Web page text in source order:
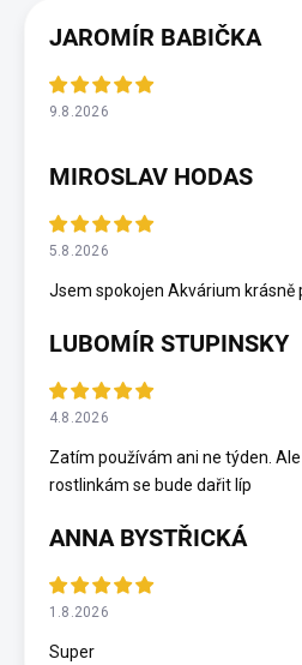
JAROMÍR BABIČKA
9.8.2026
MIROSLAV HODAS
5.8.2026
Jsem spokojen Akvárium krásně
LUBOMÍR STUPINSKY
4.8.2026
Zatím používám ani ne týden.
rostlinkám se bude dařit líp
ANNA BYSTŘICKÁ
1.8.2026
Super